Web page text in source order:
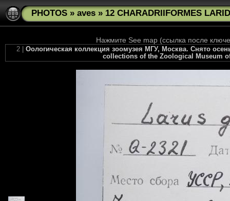
PHOTOS » aves » 12 CHARADRIIFORMES
Нажмите See map (ссылка после
2 | Оологическая коллекция зоомузея МГУ, Москва. Снято
collections of the Zoological Museum